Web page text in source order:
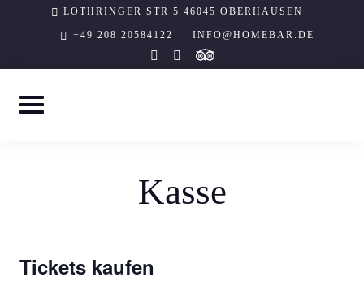
LOTHRINGER STR 5 46045 OBERHAUSEN
+49 208 20584122 INFO@HOMEBAR.DE
instagramfacebook-
f
tripadvisor
Kasse
Tickets kaufen